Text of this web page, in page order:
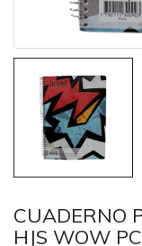
CUADERNO
HJS WOW